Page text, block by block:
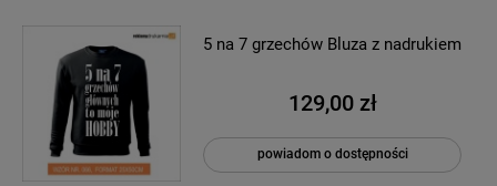
5 na 7 grzechów Bluza z nadrukiem
129,00 zł
powiadom o dostępności